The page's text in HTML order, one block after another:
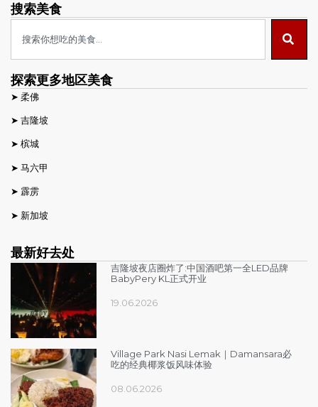
搜索美食
探索更多地区美食
最新好去处
吉隆坡夜店圈炸了:中国酒吧第一全LED品牌
BabyPery KL正式开业
19.06.2026
Village Park Nasi Lemak｜Damansara必
吃的经典椰浆饭风味体验
08.06.2026
➤ 柔佛
➤ 吉隆坡
➤ 槟城
➤ 马六甲
➤ 霹雳
➤ 新加坡